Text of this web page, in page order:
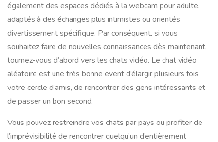
également des espaces dédiés à la webcam pour adulte,
adaptés à des échanges plus intimistes ou orientés
divertissement spécifique. Par conséquent, si vous
souhaitez faire de nouvelles connaissances dès maintenant,
tournez-vous d’abord vers les chats vidéo. Le chat vidéo
aléatoire est une très bonne event d’élargir plusieurs fois
votre cercle d’amis, de rencontrer des gens intéressants et
de passer un bon second.
Vous pouvez restreindre vos chats par pays ou profiter de
l’imprévisibilité de rencontrer quelqu’un d’entièrement